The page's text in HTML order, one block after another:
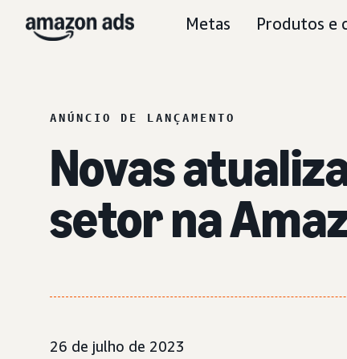
Metas Produtos e
ANÚNCIO DE LANÇAMENTO
Novas
setor na
26 de julho de 2023